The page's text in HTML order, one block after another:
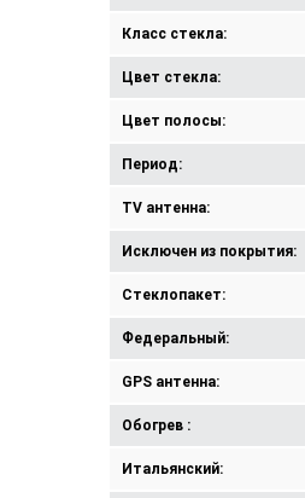
Класс стекла:
Цвет стекла:
Цвет полосы:
Период:
TV антенна:
Исключен из покрытия:
Стеклопакет:
Федеральный:
GPS антенна:
Обогрев :
Итальянский: